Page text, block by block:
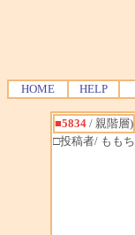
HOME HELP
■5834/ 親階層)
□投稿者/ ももち